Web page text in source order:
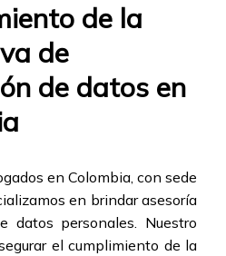
de la
de
de datos en
en Colombia, con sede
en brindar asesoría
datos personales. Nuestro
el cumplimiento de la